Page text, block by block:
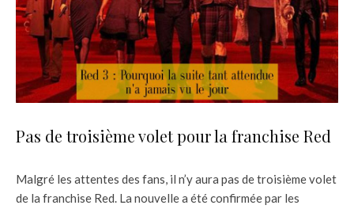
Pas de troisième volet pour la franchise Red
Malgré les attentes des fans, il n’y aura pas de troisième volet
de la franchise Red. La nouvelle a été confirmée par les